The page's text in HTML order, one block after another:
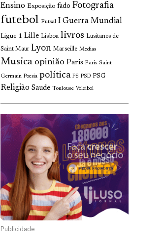
Ensino Exposição fado Fotografia
futebol Futsal I Guerra Mundial
Ligue 1 Lille Lisboa livros Lusitanos de
Saint Maur Lyon Marseille Medias
Musica opinião Paris Paris Saint
Germain Poesia política PS PSD PSG
Religião Saude Toulouse Voleibol
Publicidade